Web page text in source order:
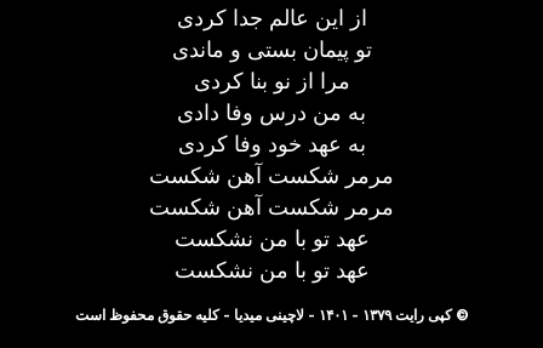
از این عالم جدا کردی
تو پیمان بستی و ماندی
مرا از نو بنا کردی
به من درس وفا دادی
به عهد خود وفا کردی
مرمر شکست آهن شکست
مرمر شکست آهن شکست
عهد تو با من نشکست
عهد تو با من نشکست
© کپی رایت ۱۳۷۹ - ۱۴۰۱ - لاچینی میدیا - کلیه حقوق محفوظ است